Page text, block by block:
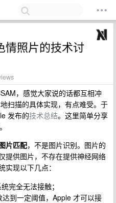
情照片的技术讨
，感觉大家说的话都互相冲
扫描的具体实现，有点难受。于
发布的技术总结。这里简单分享
片匹配，不是图片识别。图片的
提供图片，不存在提供神经网络
现以下几点：
完全无法接触；
到一定阈值，Apple 才可以接